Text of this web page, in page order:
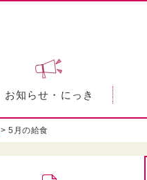
お知らせ・にっき
>5月の給食